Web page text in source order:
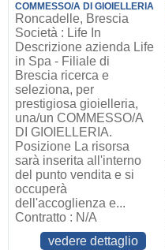
COMMESSO/A DI GIOIELLERIA
Roncadelle, Brescia
Società : Life In
Descrizione azienda Life
in Spa - Filiale di
Brescia ricerca e
seleziona, per
prestigiosa gioielleria,
una/un COMMESSO/A
DI GIOIELLERIA.
Posizione La risorsa
sarà inserita all'interno
del punto vendita e si
occuperà
dell'accoglienza e...
Contratto : N/A
vedere dettaglio